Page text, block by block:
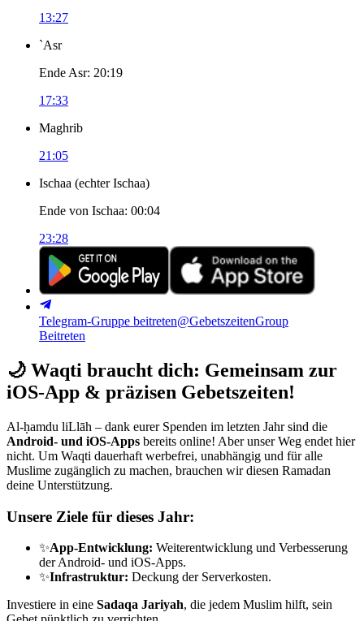
13:27
`Asr
Ende Asr: 20:19
17:33
Maghrib
21:05
Ischaa (echter Ischaa)
Ende von Ischaa: 00:04
23:28
Telegram-Gruppe beitreten@GebetszeitenGroup
Beitreten
🌙 Waqti braucht dich: Gemeinsam zur
iOS-App & präzisen Gebetszeiten!
Al-ḥamdu liLlāh – dank eurer Spenden im letzten Jahr sind die
Android- und iOS-Apps bereits online! Aber unser Weg endet hier
nicht. Um Waqti dauerhaft werbefrei, unabhängig und für alle
Muslime zugänglich zu machen, brauchen wir diesen Ramadan
deine Unterstützung.
Unsere Ziele für dieses Jahr:
✨App-Entwicklung: Weiterentwicklung und Verbesserung
der Android- und iOS-Apps.
✨Infrastruktur: Deckung der Serverkosten.
Investiere in eine Sadaqa Jariyah, die jedem Muslim hilft, sein